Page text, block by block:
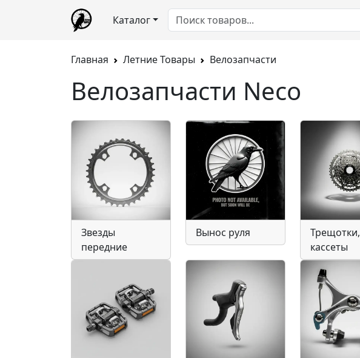
Каталог
Главная Летние Товары Велозапчасти
Велозапчасти Neco
Звезды
передние
Вынос руля
Трещотки,
кассеты